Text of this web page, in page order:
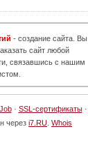
- создание сайта. Вы
сайт любой
связавшись с нашим
Job· SSL-сертификаты·
через i7.RU Whois